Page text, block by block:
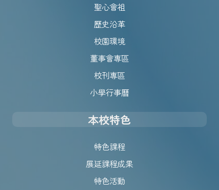
聖心會祖
歷史沿革
校園環境
董事會專區
校刊專區
小學行事曆
本校特色
特色課程
展延課程成果
特色活動